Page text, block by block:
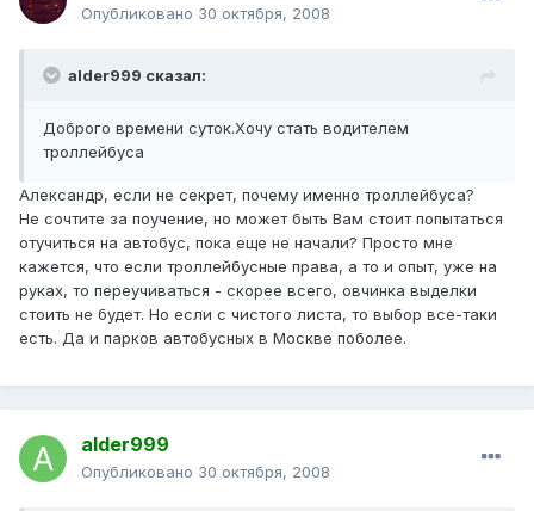
Опубликовано 30 октября, 2008
alder999 сказал:
Доброго времени суток.Хочу стать водителем
троллейбуса
Александр, если не секрет, почему именно троллейбуса?
Не сочтите за поучение, но может быть Вам стоит попытаться
отучиться на автобус, пока еще не начали? Просто мне
кажется, что если троллейбусные права, а то и опыт, уже на
руках, то переучиваться - скорее всего, овчинка выделки
стоить не будет. Но если с чистого листа, то выбор все-таки
есть. Да и парков автобусных в Москве поболее.
alder999
Опубликовано 30 октября, 2008